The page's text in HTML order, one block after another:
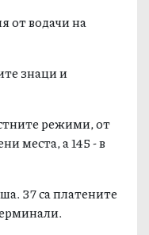
от водачи на
знаци и
режими, от
места, а 145 - в
37 са платените